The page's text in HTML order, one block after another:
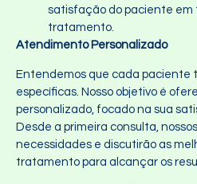
satisfação do paciente em
tratamento.
Atendimento Personalizado
Entendemos que cada paciente
específicas. Nosso objetivo é
personalizado, focado na sua
Desde a primeira consulta,
necessidades e discutirão as
tratamento para alcançar os